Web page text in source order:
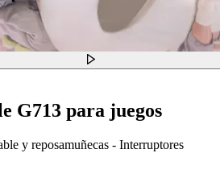
G713 para juegos
y reposamuñecas - Interruptores